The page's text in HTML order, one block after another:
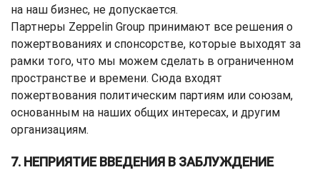
на наш бизнес, не допускается.
Партнеры Zeppelin Group принимают все решения о
пожертвованиях и спонсорстве, которые выходят за
рамки того, что мы можем сделать в ограниченном
пространстве и времени. Сюда входят
пожертвования политическим партиям или союзам,
основанным на наших общих интересах, и другим
организациям.
7. НЕПРИЯТИЕ ВВЕДЕНИЯ В ЗАБЛУЖДЕНИЕ